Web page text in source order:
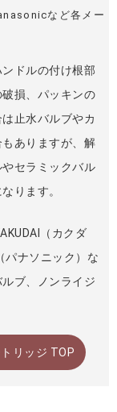
など各メー
ドルの付け根部
損、パッキンの
止水バルブやカ
ありますが、解
セラミックバル
ります。
（カクダ
パナソニック）な
ブ、ノンライジ
リッジ TOP